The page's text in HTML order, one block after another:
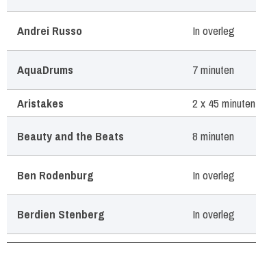
Andrei Russo In overleg
AquaDrums 7 minuten
Aristakes
2 x 45 minuten
Beauty and the Beats 8 minuten
Ben Rodenburg In overleg
Berdien Stenberg In overleg